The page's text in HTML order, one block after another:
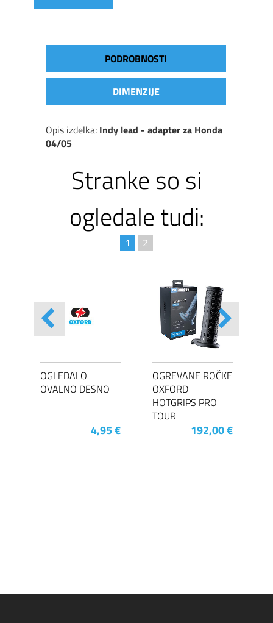
PODROBNOSTI
DIMENZIJE
Opis izdelka: Indy lead - adapter za Honda
04/05
Stranke so si
ogledale tudi:
1 2
OGLEDALO
OVALNO DESNO
4,95 €
OGREVANE ROČKE
OXFORD
HOTGRIPS PRO
TOUR
192,00 €